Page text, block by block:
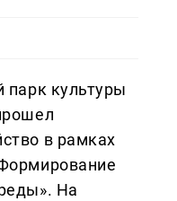
парк культуры
в рамках
На